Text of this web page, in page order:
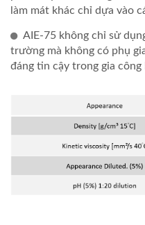
làm mát khác chỉ dựa vào
AIE-75 không chỉ sử
trường mà không có phụ
đáng tin cậy trong gia công